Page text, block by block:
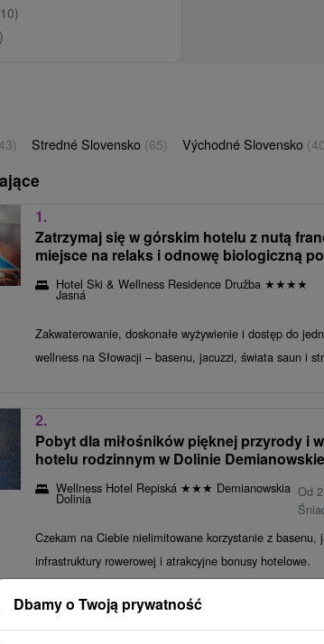
Stredné Slovensko (65) Východné Slovensko
1.
Zatrzymaj się w górskim hotelu z nutą
miejsce na relaks i odnowę biologiczną
Hotel Ski & Wellness Residence Družba ★★★★
Jasná
Zakwaterowanie, doskonałe wyżywienie i dostęp do
wellness na Słowacji – basenu, jacuzzi, świata saun i
2.
Pobyt dla miłośników pięknej przyrody i
hotelu rodzinnym w Dolinie
Wellness Hotel Repiská ★★★ Demianowskia
Dolinia
Od
Czekam na Ciebie nielimitowane korzystanie z basenu,
infrastruktury rowerowej i atrakcyjne bonusy hotelowe.
Dbamy o Twoją prywatność